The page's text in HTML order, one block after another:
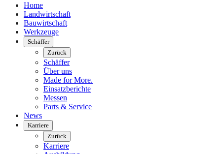
Home
Landwirtschaft
Bauwirtschaft
Werkzeuge
Schäffer
Zurück
Schäffer
Über uns
Made for More.
Einsatzberichte
Messen
Parts & Service
News
Karriere
Zurück
Karriere